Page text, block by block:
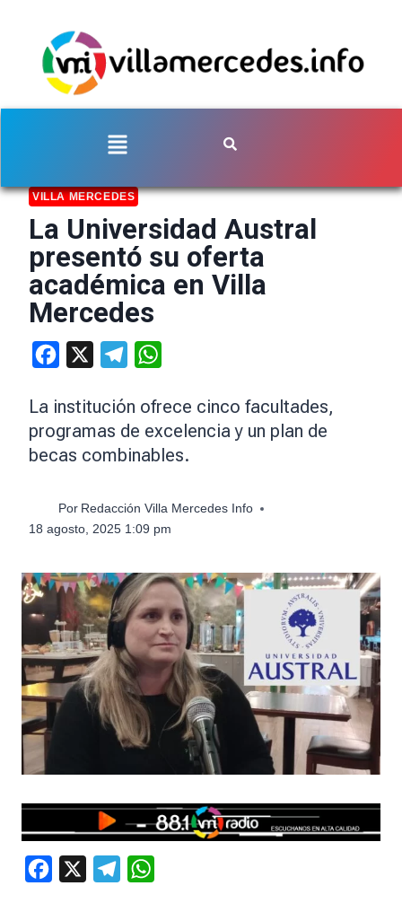
VILLA MERCEDES
La Universidad Austral
presentó su oferta
académica en Villa
Mercedes
Facebook Telegram
La institución ofrece cinco facultades,
programas de excelencia y un plan de
becas combinables.
Por Redacción Villa Mercedes Info
18 agosto, 2025 1:09 pm